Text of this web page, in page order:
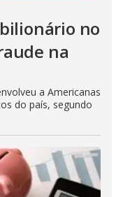
no
na
a Americanas
do país, segundo